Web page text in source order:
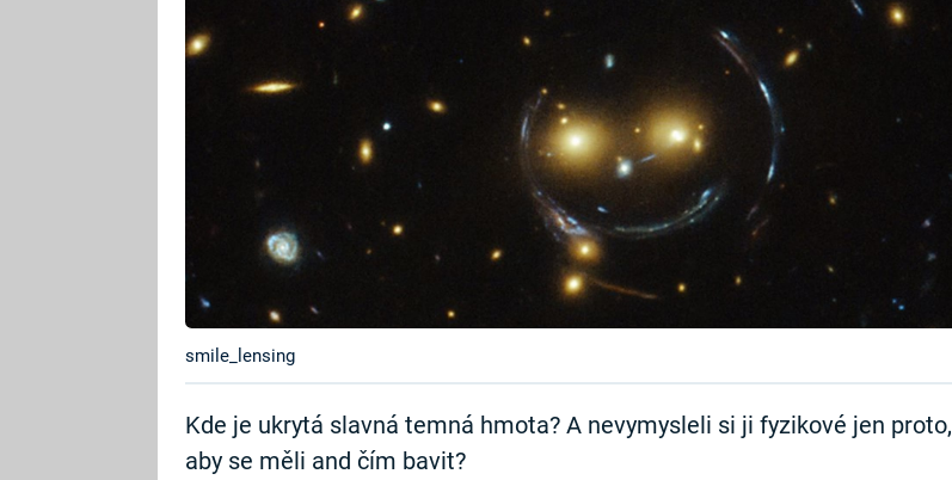
smile_lensing
Kde je ukrytá slavná temná hmota? A nevymysleli si ji fyzikové jen proto,
aby se měli and čím bavit?